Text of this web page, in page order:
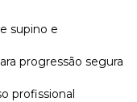
supino e
progressão segura
profissional